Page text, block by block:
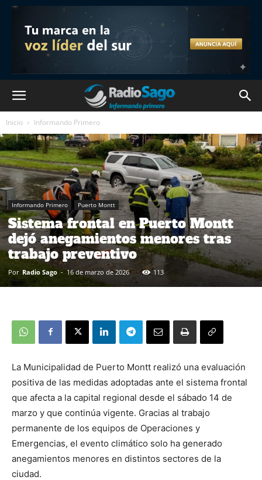
Inicio Informando Primero
Informando Primero Puerto Montt
Sistema frontal en Puerto Montt
dejó anegamientos menores tras
trabajo preventivo
Por Radio Sago - 16 de marzo de 2026 113
La Municipalidad de Puerto Montt realizó una evaluación
positiva de las medidas adoptadas ante el sistema frontal
que afecta a la capital regional desde el sábado 14 de
marzo y que continúa vigente. Gracias al trabajo
permanente de los equipos de Operaciones y
Emergencias, el evento climático solo ha generado
anegamientos menores en distintos sectores de la
ciudad.